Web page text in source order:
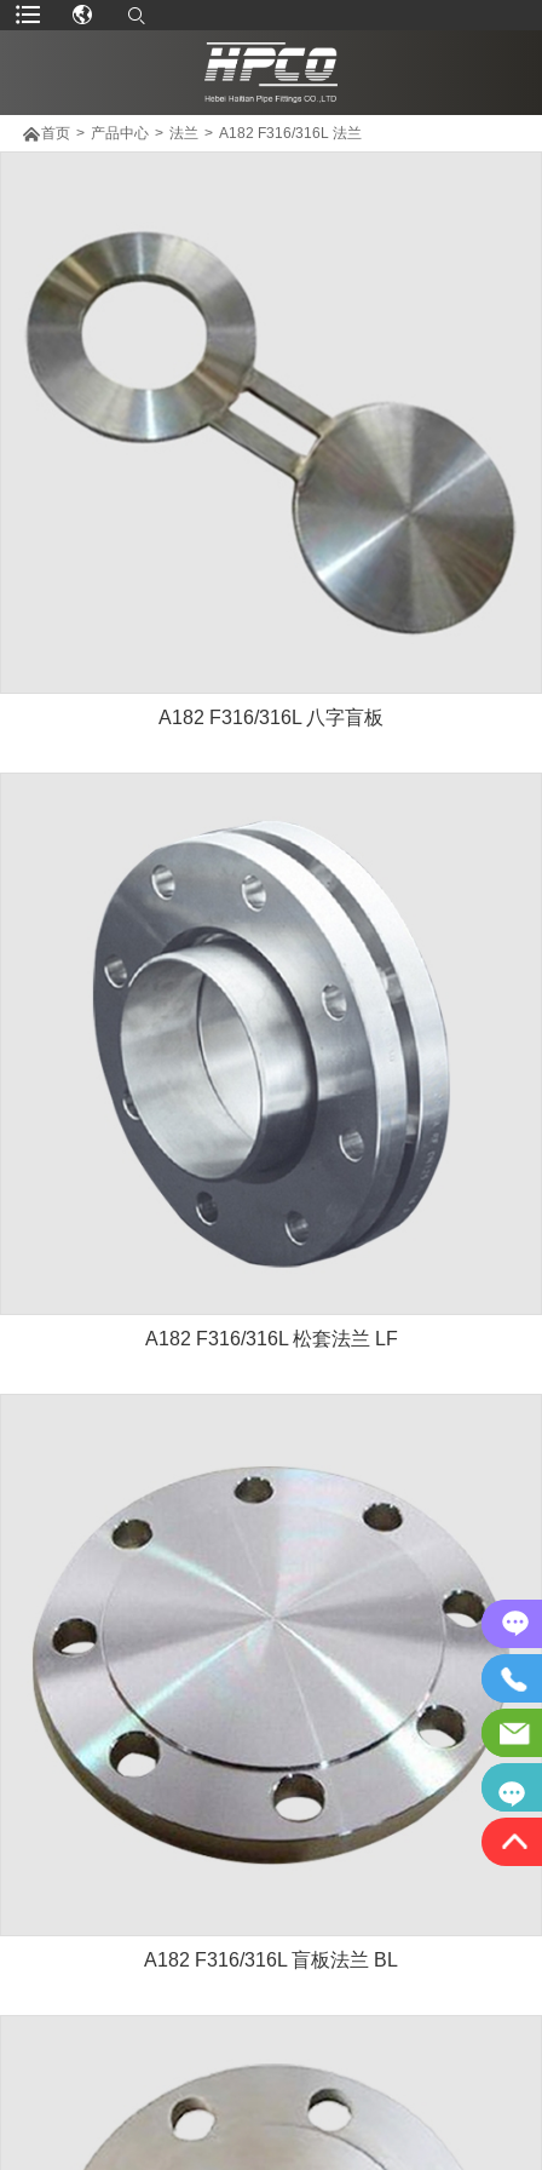
首页 > 产品中心 > 法兰 > A182 F316/316L 法兰
A182 F316/316L 八字盲板
A182 F316/316L 松套法兰 LF
A182 F316/316L 盲板法兰 BL